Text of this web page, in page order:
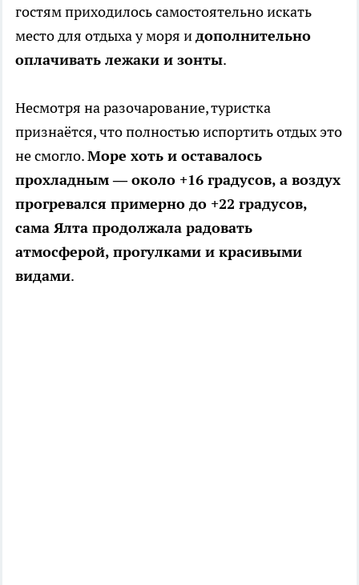
гостям приходилось самостоятельно искать
место для отдыха у моря идополнительно
оплачивать лежаки и зонты.
Несмотря на разочарование, туристка
признаётся, что полностью испортить отдых это
не смогло.Море хоть и оставалось
прохладным — около +16 градусов, а воздух
прогревался примерно до +22 градусов,
сама Ялта продолжала радовать
атмосферой, прогулками и красивыми
видами.